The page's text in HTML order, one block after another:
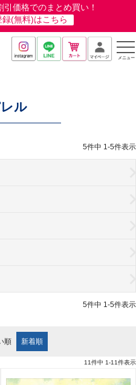
ゲスト 様
価格でのまとめ買い！
録(無料)はこちら
メニュー
ル
5件中 1-5件表示
5件中 1-5件表示
順 新着順
11件中 1-11件表示